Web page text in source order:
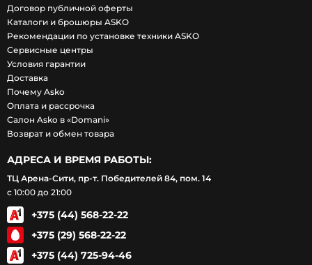
Договор публичной оферты
Каталоги и брошюры ASKO
Рекомендации по установке техники ASKO
Сервисные центры
Условия гарантии
Доставка
Почему Asko
Оплата и рассрочка
Салон Asko в «Domani»
Возврат и обмен товара
АДРЕСА И ВРЕМЯ РАБОТЫ:
ТЦ Арена-Сити, пр-т. Победителей 84, пом. 14
с 10:00 до 21:00
+375 (44) 568-22-22
+375 (29) 568-22-22
+375 (44) 725-94-46